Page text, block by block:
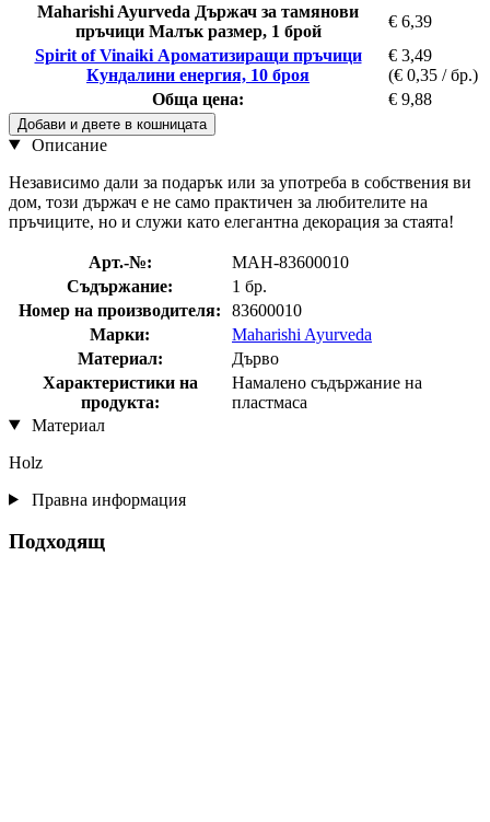
Maharishi Ayurveda Държач за тамянови
пръчици Малък размер, 1 брой
€ 6,39
Spirit of Vinaiki Ароматизиращи пръчици
Кундалини енергия, 10 броя
€ 3,49
(€ 0,35 / бр.)
Обща цена:
€ 9,88
Добави и двете в кошницата
Описание
Независимо дали за подарък или за употреба в собствения ви
дом, този държач е не само практичен за любителите на
пръчиците, но и служи като елегантна декорация за стаята!
Арт.-№:
MAH-83600010
Съдържание:
1 бр.
Номер на производителя:
83600010
Марки:
Maharishi Ayurveda
Материал:
Дърво
Характеристики на
продукта:
Намалено съдържание на
пластмаса
Материал
Holz
Правна информация
Подходящ